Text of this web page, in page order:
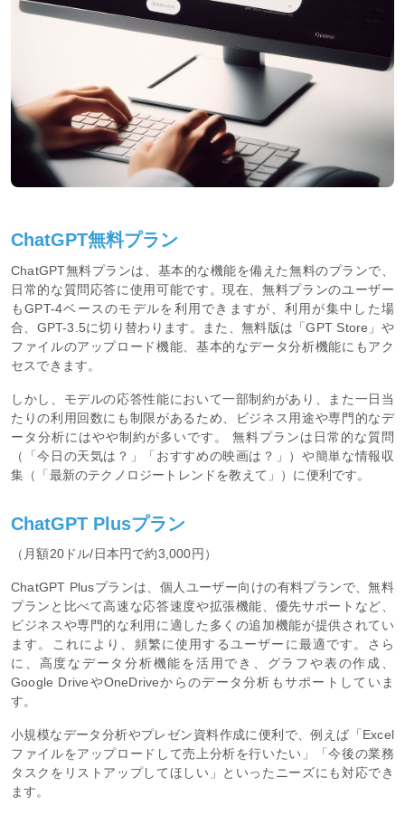
ChatGPT無料プラン
ChatGPT無料プランは、基本的な機能を備えた無料のプランで、
日常的な質問応答に使用可能です。現在、無料プランのユーザー
もGPT-4ベースのモデルを利用できますが、利用が集中した場
合、GPT-3.5に切り替わります。また、無料版は「GPT Store」や
ファイルのアップロード機能、基本的なデータ分析機能にもアク
セスできます。
しかし、モデルの応答性能において一部制約があり、また一日当
たりの利用回数にも制限があるため、ビジネス用途や専門的なデ
ータ分析にはやや制約が多いです。 無料プランは日常的な質問
（「今日の天気は？」「おすすめの映画は？」）や簡単な情報収
集（「最新のテクノロジートレンドを教えて」）に便利です。
ChatGPT Plusプラン
（月額20ドル/日本円で約3,000円）
ChatGPT Plusプランは、個人ユーザー向けの有料プランで、無料
プランと比べて高速な応答速度や拡張機能、優先サポートなど、
ビジネスや専門的な利用に適した多くの追加機能が提供されてい
ます。これにより、頻繁に使用するユーザーに最適です。さら
に、高度なデータ分析機能を活用でき、グラフや表の作成、
Google DriveやOneDriveからのデータ分析もサポートしていま
す。
小規模なデータ分析やプレゼン資料作成に便利で、例えば「Excel
ファイルをアップロードして売上分析を行いたい」「今後の業務
タスクをリストアップしてほしい」といったニーズにも対応でき
ます。